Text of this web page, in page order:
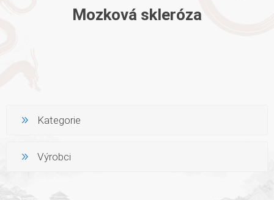
Mozková skleróza
Kategorie
Výrobci